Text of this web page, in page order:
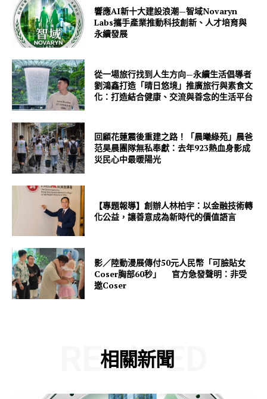
響應AI新十大建設浪潮—智域Novaryn
Labs攜手產業推動科技創新、人才培育與
永續發展
從一場旅行找到人生方向—永續生活倡導者
劉鴻鑫打造「晴日悠境」推廣旅行與素食文
化：打造結合健康、交流與善念的生活平台
回顧花蓮震後重建之路！「晨曦綠苑」晨爸
范昊晨團隊無私奉獻：去年923熱血身影成
災民心中最暖陽光
【專題報導】創辦人林柏宇：以金融技術轉
化公益，讓善意成為新時代的價值語言
影／陸動漫展傳付50元人民幣「可臉貼女
Coser胸部60秒」 官方急發聲明：非受
邀Coser
相關新聞
RELATED